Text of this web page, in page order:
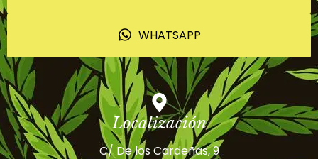
WHATSAPP
Localización
C/ De los Cardeñas, 9